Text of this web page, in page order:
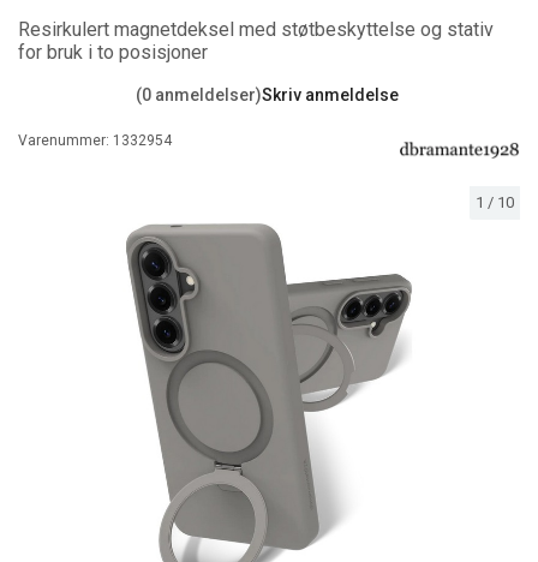
1 / 10
Resirkulert magnetdeksel med støtbeskyttelse og stativ
for bruk i to posisjoner
(0 anmeldelser)Skriv anmeldelse
Varenummer: 1332954